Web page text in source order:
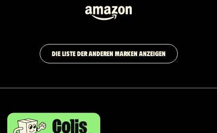
DIE LISTE DER ANDEREN MARKEN ANZEIGEN